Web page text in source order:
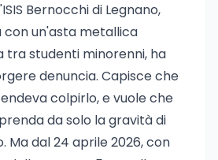
Bernocchi di Legnano,
un'asta metallica
tra studenti minorenni, ha
denuncia. Capisce che
colpirlo, e vuole che
da solo la gravità di
Ma dal 24 aprile 2026, con